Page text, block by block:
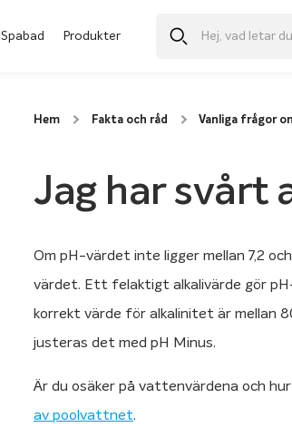
Spabad Produkter
Hem Fakta och råd Vanliga frågor
Jag har svårt
Om pH-värdet inte ligger mellan 7,2
värdet. Ett felaktigt alkalivärde gör
korrekt värde för alkalinitet är mellan
justeras det med pH Minus.
Är du osäker på vattenvärdena och
av poolvattnet.